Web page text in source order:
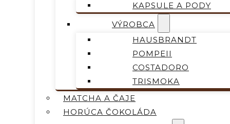
KAPSULE A PODY
VÝROBCA
HAUSBRANDT
POMPEII
COSTADORO
TRISMOKA
MATCHA A ČAJE
HORÚCA ČOKOLÁDA